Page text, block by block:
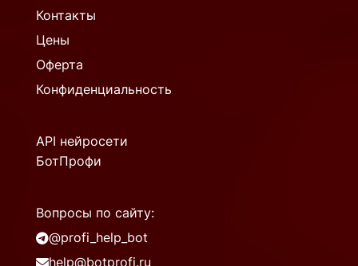
Контакты
Цены
Оферта
Конфиденциальность
API нейросети
БотПрофи
Вопросы по сайту:
@profi_help_bot
help@botprofi.ru